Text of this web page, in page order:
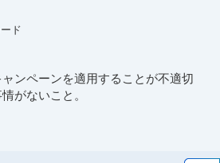
ド
ンペーンを適用することが不適切
がないこと。